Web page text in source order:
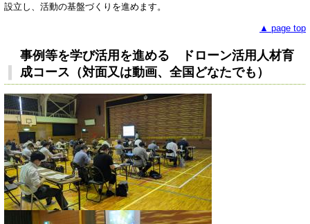
設立し、活動の基盤づくりを進めます。
▲ page top
事例等を学び活用を進める ドローン活用人材育
成コース（対面又は動画、全国どなたでも）